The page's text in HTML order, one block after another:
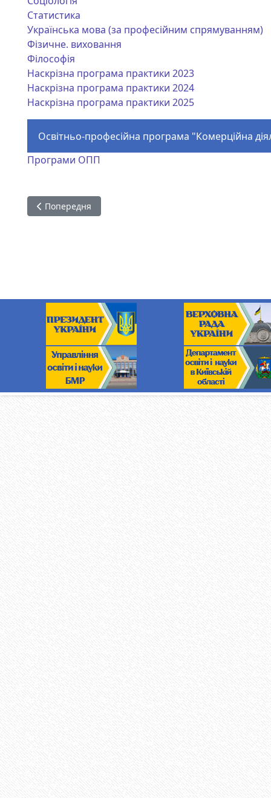
Статистика
Українська мова (за професійним спрямуванням)
Фізичне. виховання
Філософія
Наскрізна програма практики 2023
Наскрізна програма практики 2024
Наскрізна програма практики 2025
Освітньо-професійна програма "Комерційна
Програми ОПП
Попередня стаття: Економіка
Попередня